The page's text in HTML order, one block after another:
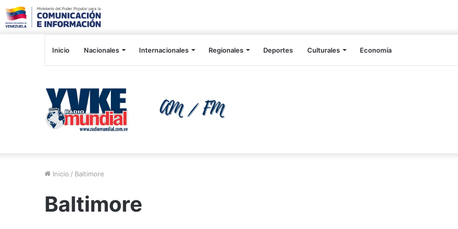
Inicio Nacionales Internacionales Regionales Deportes Culturales Economía
Inicio / Baltimore
Baltimore